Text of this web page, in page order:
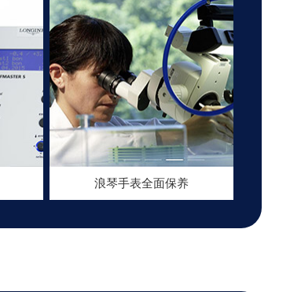
浪琴手表全面保养